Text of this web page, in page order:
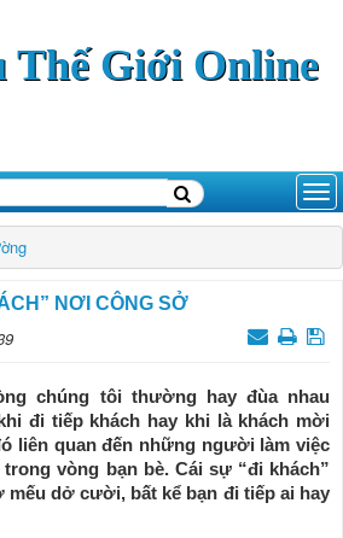
Thế Giới Online
NƠI CÔNG SỞ
chúng tôi thường hay đùa nhau
đi tiếp khách hay khi là khách mời
liên quan đến những người làm việc
vòng bạn bè. Cái sự “đi khách”
mếu dở cười, bất kể bạn đi tiếp ai hay